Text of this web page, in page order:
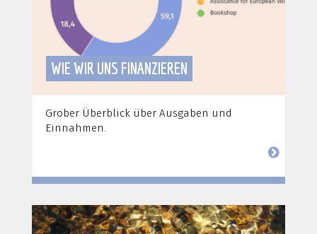
WIE WIR UNS FINANZIEREN
Grober Überblick über Ausgaben und
Einnahmen.